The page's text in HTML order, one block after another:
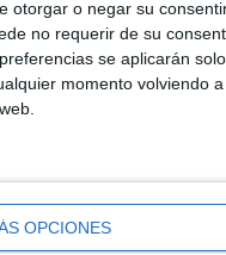
otorgar o negar su
no requerir de su
se aplicarán
momento volviendo
OPCIONES
en términos
técnicos
con motivo de la baja
un ahorro respecto